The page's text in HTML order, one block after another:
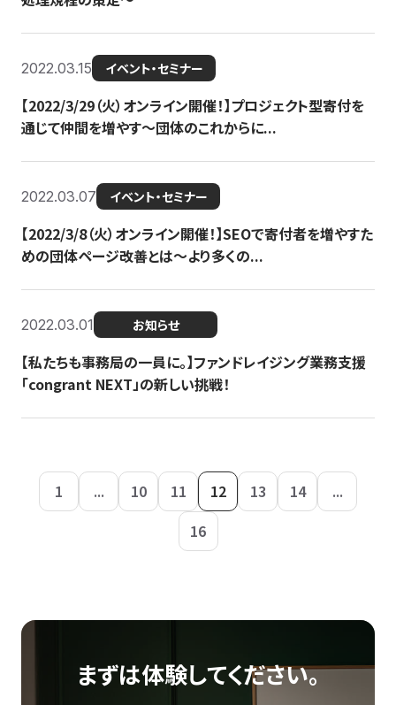
2022.03.15 イベント・セミナー
【2022/3/29（火）オンライン開催！】プロジェクト型寄付を
通じて仲間を増やす～団体のこれからに...
2022.03.07 イベント・セミナー
【2022/3/8（火）オンライン開催！】SEOで寄付者を増やすた
めの団体ページ改善とは～より多くの...
2022.03.01 お知らせ
【私たちも事務局の一員に。】ファンドレイジング業務支援
「congrant NEXT」の新しい挑戦！
1 ... 10 11 12 13 14
...
16
まずは体験してください。